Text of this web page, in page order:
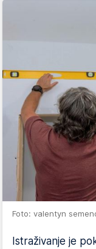
Foto: valentyn
Istraživanje je